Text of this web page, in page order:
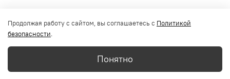
Получить консультацию
Продолжая работу с сайтом, вы соглашаетесь с Политикой
безопасности.
Понятно